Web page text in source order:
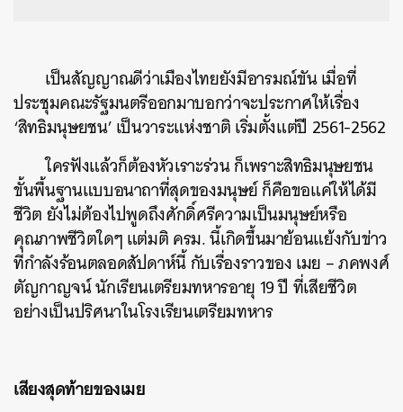
เป็นสัญญาณดีว่าเมืองไทยยังมีอารมณ์ขัน เมื่อที่
ประชุมคณะรัฐมนตรีออกมาบอกว่าจะประกาศให้เรื่อง
‘สิทธิมนุษยชน’ เป็นวาระแห่งชาติ เริ่มตั้งแต่ปี 2561-2562
ใครฟังแล้วก็ต้องหัวเราะร่วน ก็เพราะสิทธิมนุษยชน
ขั้นพื้นฐานแบบอนาถาที่สุดของมนุษย์ ก็คือขอแค่ให้ได้มี
ชีวิต ยังไม่ต้องไปพูดถึงศักดิ์ศรีความเป็นมนุษย์หรือ
คุณภาพชีวิตใดๆ แต่มติ ครม. นี้เกิดขึ้นมาย้อนแย้งกับข่าว
ที่กำลังร้อนตลอดสัปดาห์นี้ กับเรื่องราวของ เมย – ภคพงศ์
ตัญกาญจน์ นักเรียนเตรียมทหารอายุ 19 ปี ที่เสียชีวิต
อย่างเป็นปริศนาในโรงเรียนเตรียมทหาร
เสียงสุดท้ายของเมย